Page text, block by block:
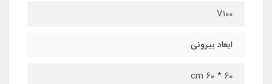
V100
ابعاد بیرونی
۶۰ * ۶۰ cm